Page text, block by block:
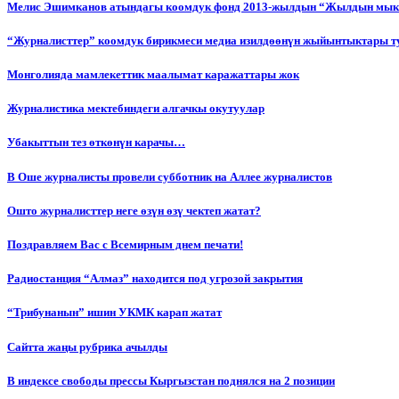
Мелис Эшимканов атындагы коомдук фонд 2013-жылдын “Жылдын
“Журналисттер” коомдук бирикмеси медиа изилдөөнүн жыйынтыктары
Монголияда мамлекеттик маалымат каражаттары жок
Журналистика мектебиндеги алгачкы окутуулар
Убакыттын тез өткөнүн карачы…
В Оше журналисты провели субботник на Аллее журналистов
Ошто журналисттер неге өзүн өзү чектеп жатат?
Поздравляем Вас с Всемирным днем печати!
Радиостанция “Алмаз” находится под угрозой закрытия
“Трибунанын” ишин УКМК карап жатат
Сайтта жаңы рубрика ачылды
В индексе свободы прессы Кыргызстан поднялся на 2 позиции